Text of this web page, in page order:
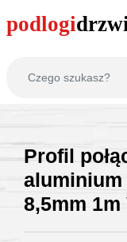
Profil
aluminium
8,5mm 1m